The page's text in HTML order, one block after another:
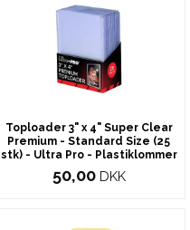
Toploader 3" x 4" Super Clear
Premium - Standard Size (25
stk) - Ultra Pro - Plastiklommer
50,00 DKK